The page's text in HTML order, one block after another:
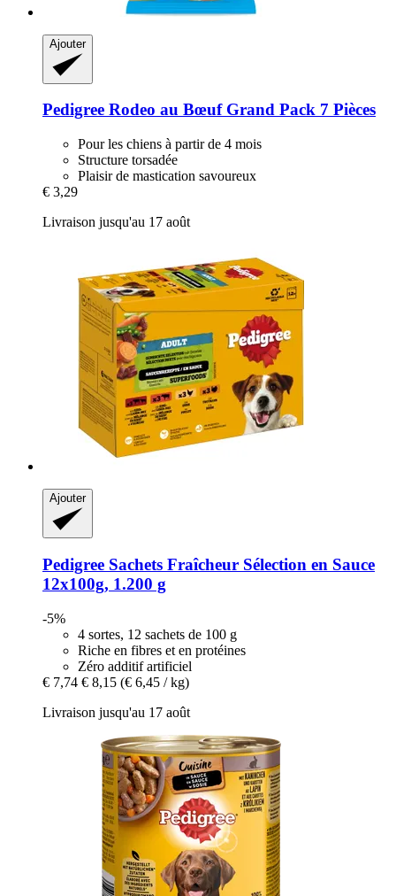
Ajouter
Pedigree Rodeo au Bœuf Grand Pack 7 Pièces
Pour les chiens à partir de 4 mois
Structure torsadée
Plaisir de mastication savoureux
€ 3,29
Livraison jusqu'au 17 août
Ajouter
Pedigree Sachets Fraîcheur Sélection en Sauce
12x100g, 1.200 g
-5%
4 sortes, 12 sachets de 100 g
Riche en fibres et en protéines
Zéro additif artificiel
€ 7,74 € 8,15 (€ 6,45 / kg)
Livraison jusqu'au 17 août